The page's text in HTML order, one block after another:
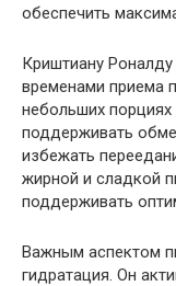
обеспечить
Криштиану
временами приема
небольших
поддерживать
избежать
жирной и сладкой
поддерживать
Важным аспектом
гидратация. Он